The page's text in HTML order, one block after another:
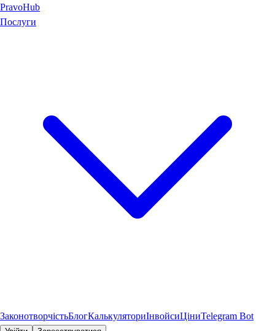
PravoHub
Послуги
ЗаконотворчістьБлогКалькуляториІнвойсиЦіниTelegram Bot